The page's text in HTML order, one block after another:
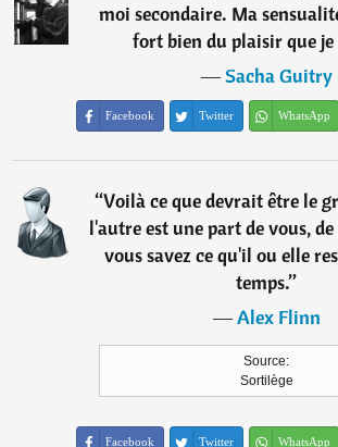
moi secondaire. Ma
fort bien du plaisir que je
―Sacha Guitry
Facebook Twitter WhatsApp
“Voilà ce que devrait être le
l'autre est une part de vous,
vous savez ce qu'il ou elle
temps.”
―Alex Flinn
Source:
Sortilège
Facebook Twitter WhatsApp